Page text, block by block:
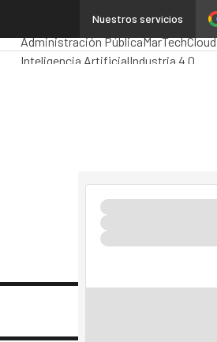
Nuestros servicios
Premios ComputingAnalytics
Administración PúblicaMarTechCloud
Inteligencia ArtificialIndustria 4.0